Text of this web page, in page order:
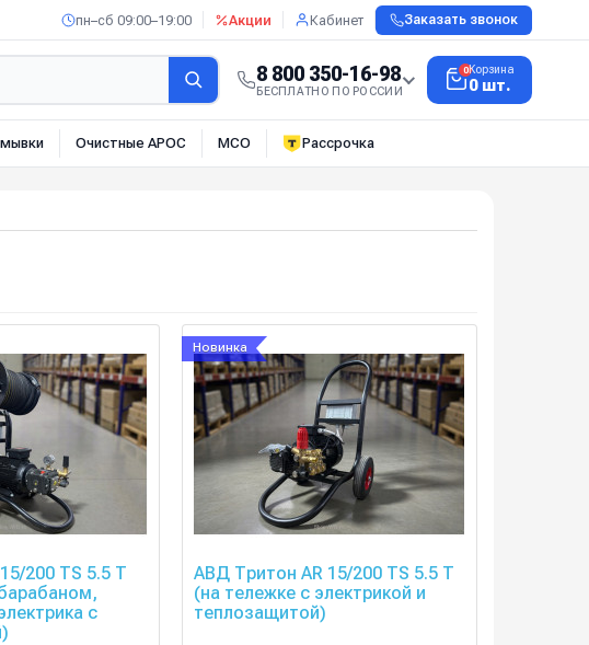
пн–сб 09:00–19:00 Акции Кабинет Заказать звонок
8 800 350-16-98
БЕСПЛАТНО ПО РОССИИ
0Корзина
0 шт.
Очистные АРОС МСО Рассрочка
200 TS 5.5 T
с
Новинка
АВД Тритон AR 15/200 TS 5.5 T
(на тележке с электрикой и
теплозащитой)